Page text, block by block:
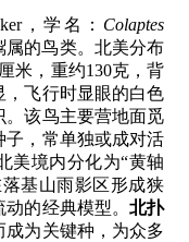
，学名： Colaptes
属的鸟类。北美分布
米，重约130克，背
，飞行时显眼的白色
。该鸟主要营地面觅
子，常单独或成对活
美境内分化为“黄轴
基山雨影区形成狭
的经典模型。 北扑
成为关键种，为众多